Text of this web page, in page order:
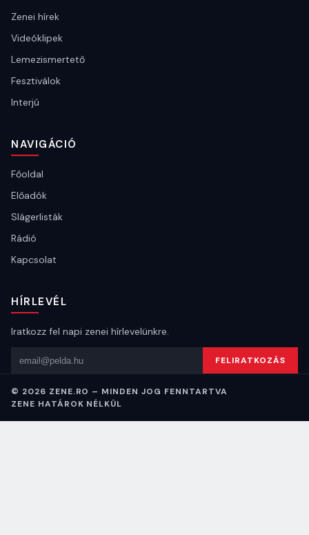
Zenei hírek
Videóklipek
Lemezismertető
Fesztiválok
Interjú
NAVIGÁCIÓ
Főoldal
Előadók
Slágerlisták
Rádió
Kapcsolat
HÍRLEVÉL
Iratkozz fel napi zenei hírlevelünkre.
Email cím FELIRATKOZÁS
© 2026 ZENE.RO – MINDEN JOG FENNTARTVA
ZENE HATÁROK NÉLKÜL